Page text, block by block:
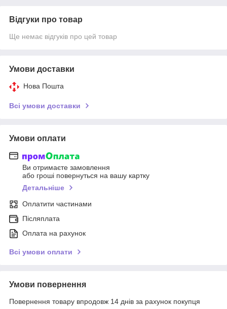
Відгуки про товар
Ще немає відгуків про цей товар
Умови доставки
Нова Пошта
Всі умови доставки
Умови оплати
Ви отримаєте замовлення
або гроші повернуться на вашу картку
Детальніше
Оплатити частинами
Післяплата
Оплата на рахунок
Всі умови оплати
Умови повернення
Повернення товару впродовж 14 днів за рахунок покупця